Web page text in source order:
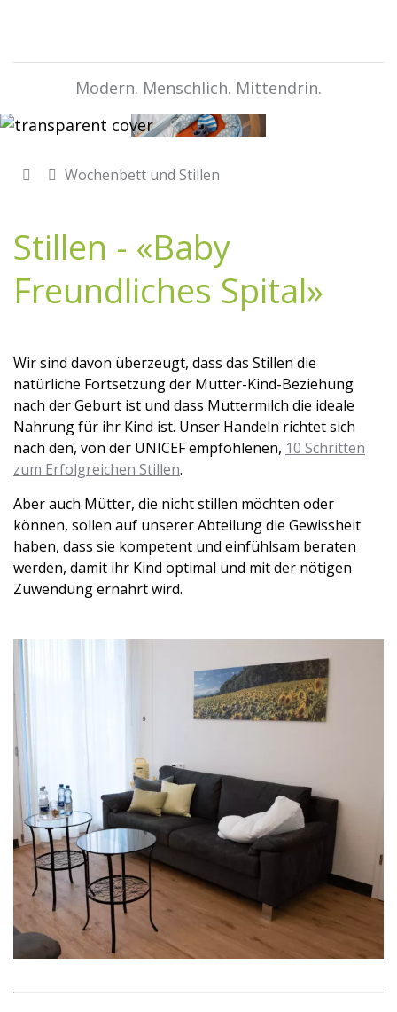
Modern. Menschlich. Mittendrin.
Wochenbett und Stillen
Stillen - «Baby
Freundliches Spital»
Wir sind davon überzeugt, dass das Stillen die
natürliche Fortsetzung der Mutter-Kind-Beziehung
nach der Geburt ist und dass Muttermilch die ideale
Nahrung für ihr Kind ist. Unser Handeln richtet sich
nach den, von der UNICEF empfohlenen, 10 Schritten
zum Erfolgreichen Stillen.
Aber auch Mütter, die nicht stillen möchten oder
können, sollen auf unserer Abteilung die Gewissheit
haben, dass sie kompetent und einfühlsam beraten
werden, damit ihr Kind optimal und mit der nötigen
Zuwendung ernährt wird.